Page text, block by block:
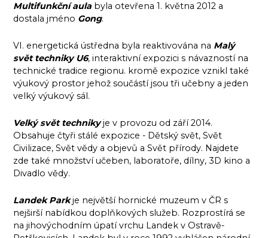
Multifunkční aulabyla otevřena 1. května 2012 a
dostala jméno Gong.
VI. energetická ústředna byla reaktivována na Malý
svět techniky U6, interaktivní expozici s návazností na
technické tradice regionu. kromě expozice vznikl také
výukový prostor jehož součástí jsou tři učebny a jeden
velký výukový sál.
Velký svět technikyje v provozu od září 2014.
Obsahuje čtyři stálé expozice - Dětský svět, Svět
Civilizace, Svět vědy a objevů a Svět přírody. Najdete
zde také množství učeben, laboratoře, dílny, 3D kino a
Divadlo vědy.
Landek Parkje největší hornické muzeum v ČR s
nejširší nabídkou doplňkových služeb. Rozprostírá se
na jihovýchodním úpatí vrchu Landek v Ostravě-